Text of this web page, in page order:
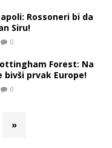
Rossoneri bi da
Siru!
0
Forest: Na
prvak Europe!
0
»